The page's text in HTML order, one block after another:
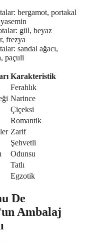
bergamot, portakal
gül, beyaz
frezya
sandal ağacı,
paçuli
Karakteristik
Ferahlık
Narince
Çiçeksi
Romantik
Zarif
Şehvetli
Odunsu
Tatlı
Egzotik
De
Ambalaj